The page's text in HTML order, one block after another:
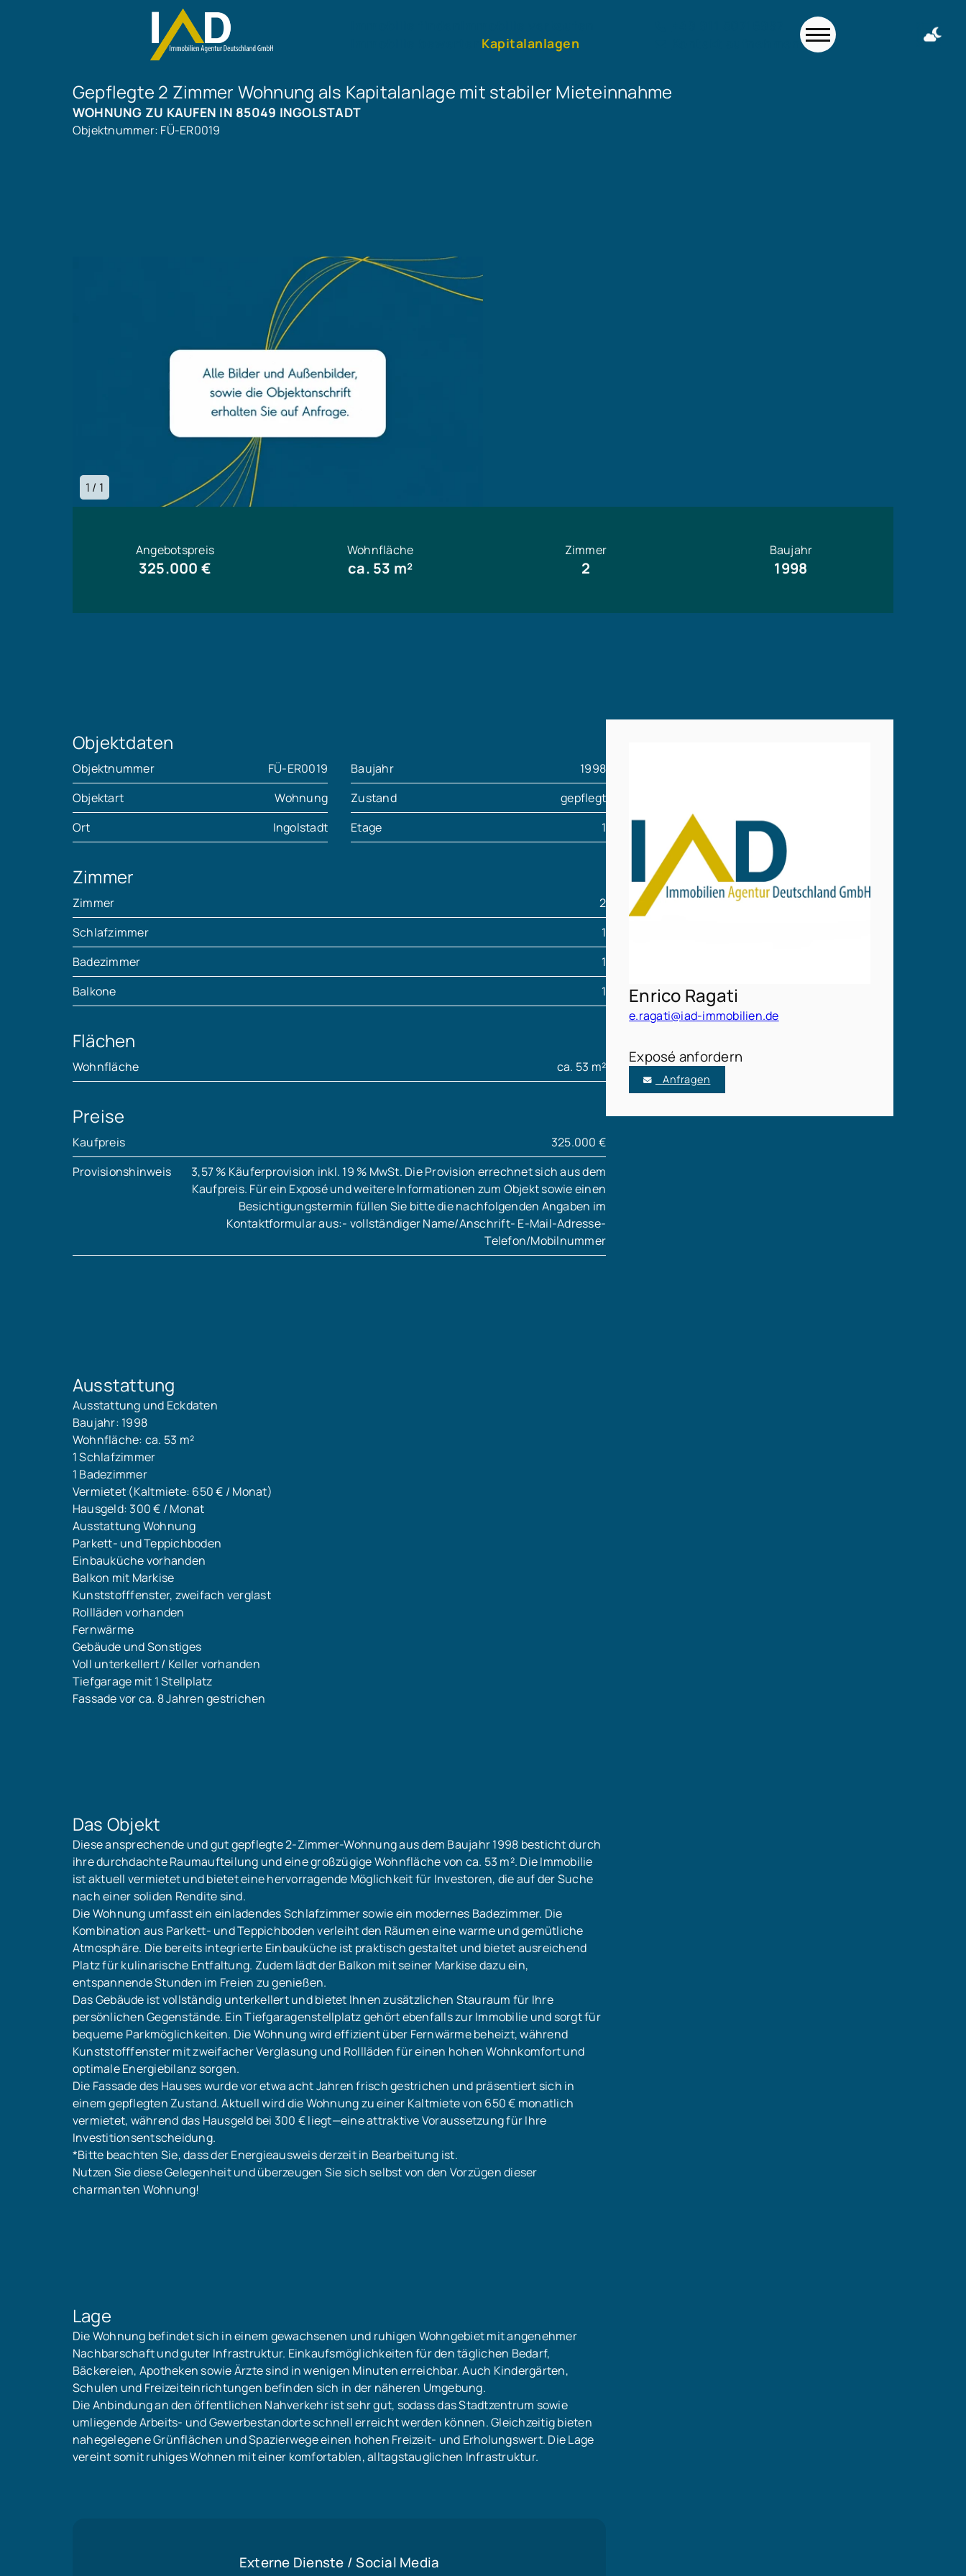
Kapitalanlagen
Kontakt aufnehmen
Gepflegte 2 Zimmer Wohnung als Kapitalanlage mit stabiler Mieteinnahme
WOHNUNG ZU KAUFEN IN 85049 INGOLSTADT
Objektnummer: FÜ-ER0019
1 / 1
Angebotspreis
325.000 €
Wohnfläche
ca. 53 m²
Zimmer
2
Baujahr
1998
Objektdaten
Objektnummer
FÜ-ER0019
Objektart
Wohnung
Ort
Ingolstadt
Baujahr
1998
Zustand
gepflegt
Etage
1
Zimmer
Zimmer
2
Schlafzimmer
1
Badezimmer
1
Balkone
1
Flächen
Wohnfläche ca. 53 m²
Preise
Kaufpreis
325.000 €
Provisionshinweis
3,57 % Käuferprovision inkl. 19 % MwSt. Die Provision errechnet sich aus dem
Kaufpreis. Für ein Exposé und weitere Informationen zum Objekt sowie einen
Besichtigungstermin füllen Sie bitte die nachfolgenden Angaben im
Kontaktformular aus:- vollständiger Name/Anschrift- E-Mail-Adresse-
Telefon/Mobilnummer
Ausstattung
Ausstattung und Eckdaten
Baujahr: 1998
Wohnfläche: ca. 53 m²
1 Schlafzimmer
1 Badezimmer
Vermietet (Kaltmiete: 650 € / Monat)
Hausgeld: 300 € / Monat
Ausstattung Wohnung
Parkett- und Teppichboden
Einbauküche vorhanden
Balkon mit Markise
Kunststofffenster, zweifach verglast
Rollläden vorhanden
Fernwärme
Gebäude und Sonstiges
Voll unterkellert / Keller vorhanden
Tiefgarage mit 1 Stellplatz
Fassade vor ca. 8 Jahren gestrichen
Das Objekt
Diese ansprechende und gut gepflegte 2-Zimmer-Wohnung aus dem Baujahr 1998 besticht durch
ihre durchdachte Raumaufteilung und eine großzügige Wohnfläche von ca. 53 m². Die Immobilie
ist aktuell vermietet und bietet eine hervorragende Möglichkeit für Investoren, die auf der Suche
nach einer soliden Rendite sind.
Die Wohnung umfasst ein einladendes Schlafzimmer sowie ein modernes Badezimmer. Die
Kombination aus Parkett- und Teppichboden verleiht den Räumen eine warme und gemütliche
Atmosphäre. Die bereits integrierte Einbauküche ist praktisch gestaltet und bietet ausreichend
Platz für kulinarische Entfaltung. Zudem lädt der Balkon mit seiner Markise dazu ein,
entspannende Stunden im Freien zu genießen.
Das Gebäude ist vollständig unterkellert und bietet Ihnen zusätzlichen Stauraum für Ihre
persönlichen Gegenstände. Ein Tiefgaragenstellplatz gehört ebenfalls zur Immobilie und sorgt für
bequeme Parkmöglichkeiten. Die Wohnung wird effizient über Fernwärme beheizt, während
Kunststofffenster mit zweifacher Verglasung und Rollläden für einen hohen Wohnkomfort und
optimale Energiebilanz sorgen.
Die Fassade des Hauses wurde vor etwa acht Jahren frisch gestrichen und präsentiert sich in
einem gepflegten Zustand. Aktuell wird die Wohnung zu einer Kaltmiete von 650 € monatlich
vermietet, während das Hausgeld bei 300 € liegt—eine attraktive Voraussetzung für Ihre
Investitionsentscheidung.
*Bitte beachten Sie, dass der Energieausweis derzeit in Bearbeitung ist.
Nutzen Sie diese Gelegenheit und überzeugen Sie sich selbst von den Vorzügen dieser
charmanten Wohnung!
Lage
Die Wohnung befindet sich in einem gewachsenen und ruhigen Wohngebiet mit angenehmer
Nachbarschaft und guter Infrastruktur. Einkaufsmöglichkeiten für den täglichen Bedarf,
Bäckereien, Apotheken sowie Ärzte sind in wenigen Minuten erreichbar. Auch Kindergärten,
Schulen und Freizeiteinrichtungen befinden sich in der näheren Umgebung.
Die Anbindung an den öffentlichen Nahverkehr ist sehr gut, sodass das Stadtzentrum sowie
umliegende Arbeits- und Gewerbestandorte schnell erreicht werden können. Gleichzeitig bieten
nahegelegene Grünflächen und Spazierwege einen hohen Freizeit- und Erholungswert. Die Lage
vereint somit ruhiges Wohnen mit einer komfortablen, alltagstauglichen Infrastruktur.
Externe Dienste / Social Media
Enrico Ragati
e.ragati@iad-immobilien.de
Exposé anfordern
Anfragen